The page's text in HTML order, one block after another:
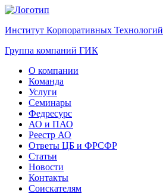
Институт Корпоративных Технологий
Группа компаний ГИК
О компании
Команда
Услуги
Семинары
Федресурс
АО и ПАО
Реестр АО
Ответы ЦБ и ФРСФР
Статьи
Новости
Контакты
Соискателям